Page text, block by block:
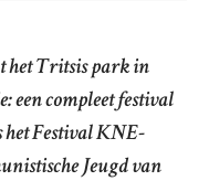
het Tritsis park in
een compleet festival
het Festival KNE-
Jeugd van